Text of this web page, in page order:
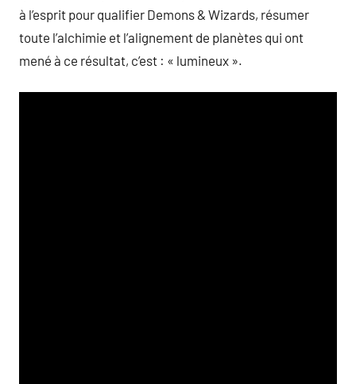
à l’esprit pour qualifier Demons & Wizards, résumer
toute l’alchimie et l’alignement de planètes qui ont
mené à ce résultat, c’est : « lumineux ».